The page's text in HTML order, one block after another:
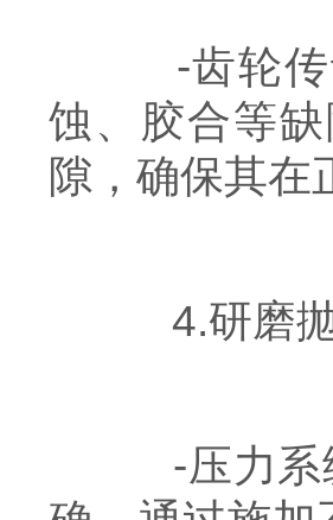
-齿轮传动
蚀、胶合等
隙，确保其在
4.研磨抛
-压力系统